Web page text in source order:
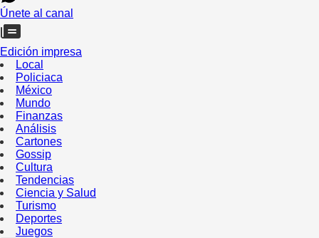
Únete al canal
Edición impresa
Local
Policiaca
México
Mundo
Finanzas
Análisis
Cartones
Gossip
Cultura
Tendencias
Ciencia y Salud
Turismo
Deportes
Juegos